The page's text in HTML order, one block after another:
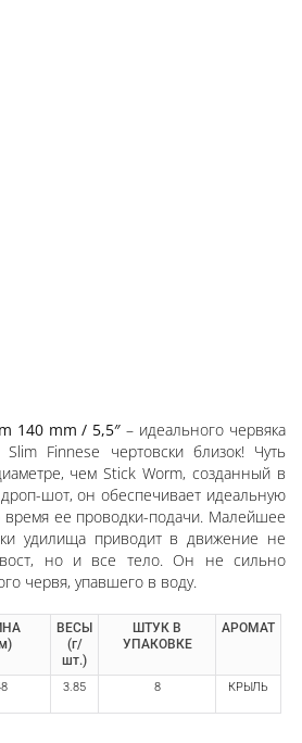
140 mm / 5,5″ – идеального червяка
Finnese чертовски близок! Чуть
чем Stick Worm, созданный в
шот, он обеспечивает идеальную
ее проводки-подачи. Малейшее
удилища приводит в движение не
но и все тело. Он не сильно
червя, упавшего в воду.
ВЕСЫ
(г/
шт.)
ШТУК В
УПАКОВКЕ
АРОМАТ
3.85 8 КРЫЛЬ